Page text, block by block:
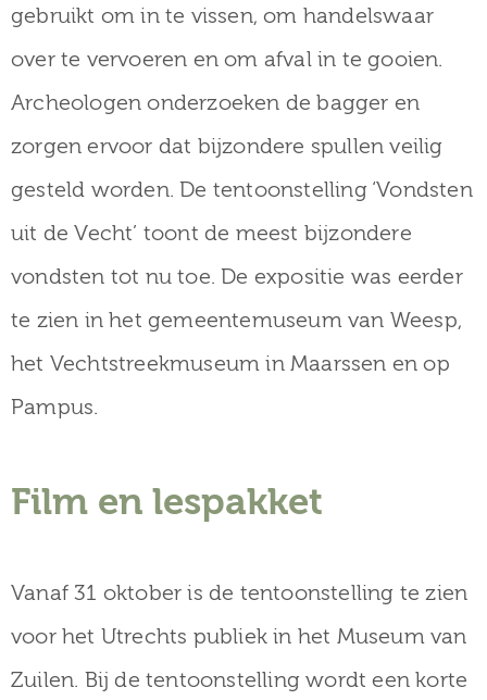
gebruikt om in te vissen, om handelswaar
over te vervoeren en om afval in te gooien.
Archeologen onderzoeken de bagger en
zorgen ervoor dat bijzondere spullen veilig
gesteld worden. De tentoonstelling ‘Vondsten
uit de Vecht’ toont de meest bijzondere
vondsten tot nu toe. De expositie was eerder
te zien in het gemeentemuseum van Weesp,
het Vechtstreekmuseum in Maarssen en op
Pampus.
Film en lespakket
Vanaf 31 oktober is de tentoonstelling te zien
voor het Utrechts publiek in het Museum van
Zuilen. Bij de tentoonstelling wordt een korte